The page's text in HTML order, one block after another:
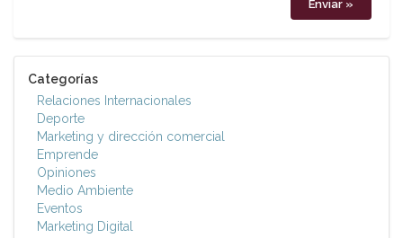
Categorías
Relaciones Internacionales
Deporte
Marketing y dirección comercial
Emprende
Opiniones
Medio Ambiente
Eventos
Marketing Digital